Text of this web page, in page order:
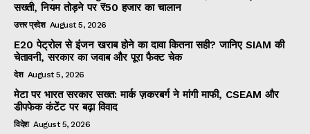
सख्ती, नियम तोड़ने पर ₹50 हजार का चालान
उत्तर प्रदेश August 5, 2026
E20 पेट्रोल से इंजन खराब होने का दावा कितना सही? जानिए SIAM की
चेतावनी, सरकार का जवाब और पूरा फैक्ट चेक
देश August 5, 2026
मेटा पर भारत सरकार सख्त: मार्क ज़करबर्ग ने मांगी माफी, CSEAM और
डीपफेक कंटेंट पर बढ़ा विवाद
विदेश August 5, 2026